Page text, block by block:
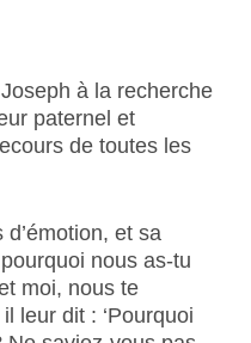
à la recherche
paternel et
de toutes les
et sa
nous as-tu
moi, nous te
leur dit : ‘Pourquoi